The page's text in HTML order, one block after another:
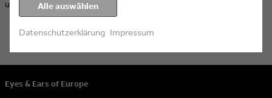
uns arbeiten" zu sehen.
Eyes & Ears of Europe
Alle auswählen
Datenschutzerklärung Impressum